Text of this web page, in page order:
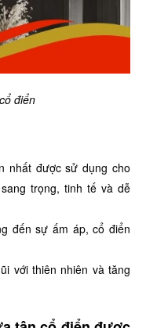
điển
nhất được sử dụng cho
trọng, tinh tế và dễ
đến sự ấm áp, cổ điển
với thiên nhiên và tăng